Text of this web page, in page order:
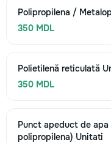
Polipropilena /
350 MDL
Polietilenă reticulată
350 MDL
Punct apeduct de
polipropilena) Unitati